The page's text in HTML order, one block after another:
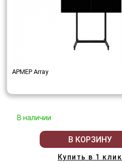
АРМЕР Array
В наличии
В КОРЗИНУ
Купить в 1 клик